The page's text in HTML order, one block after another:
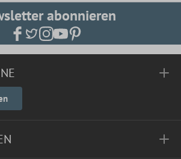
abonnieren